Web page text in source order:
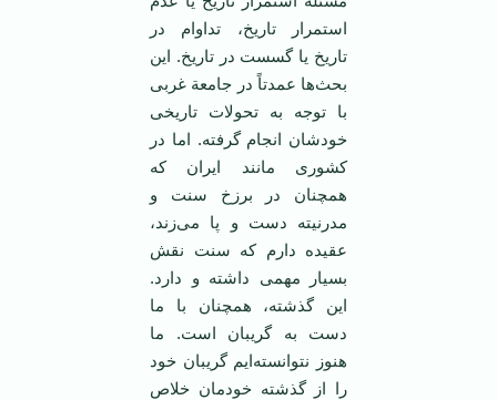
استمرار تاریخ، تداوام در
تاریخ یا گسست در تاریخ. این
بحث‌ها عمدتاً در جامعة غربی
با توجه به تحولات تاریخی
خودشان انجام گرفته. اما در
کشوری مانند ایران که
همچنان در برزخ سنت و
مدرنیته دست و پا می‌زند،
عقیده دارم که سنت نقش
بسیار مهمی داشته و دارد.
این گذشته، همچنان با ما
دست به گریبان است. ما
هنوز نتوانسته‌ایم گریبان خود
را از گذشته خودمان خلاص